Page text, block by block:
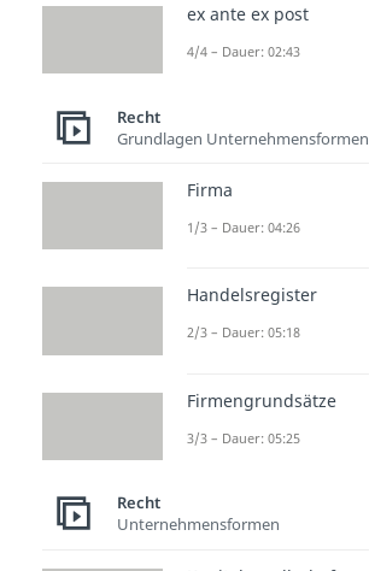
ex ante ex post
4/4 – Dauer: 02:43
Recht
Grundlagen Unternehmensformen
Firma
1/3 – Dauer: 04:26
Handelsregister
2/3 – Dauer: 05:18
Firmengrundsätze
3/3 – Dauer: 05:25
Recht
Unternehmensformen